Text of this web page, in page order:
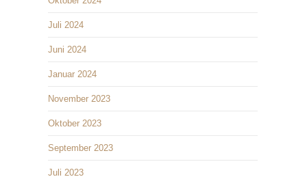
Juli 2024
Juni 2024
Januar 2024
November 2023
Oktober 2023
September 2023
Juli 2023